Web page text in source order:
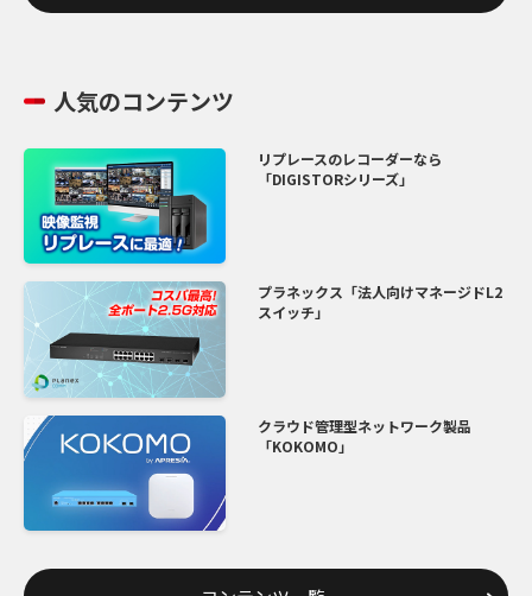
人気のコンテンツ
リプレースのレコーダーなら
「DIGISTORシリーズ」
プラネックス「法人向けマネージドL2
スイッチ」
クラウド管理型ネットワーク製品
「KOKOMO」